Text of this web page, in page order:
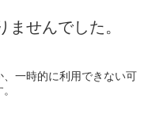
ませんでした。
一時的に利用できない可